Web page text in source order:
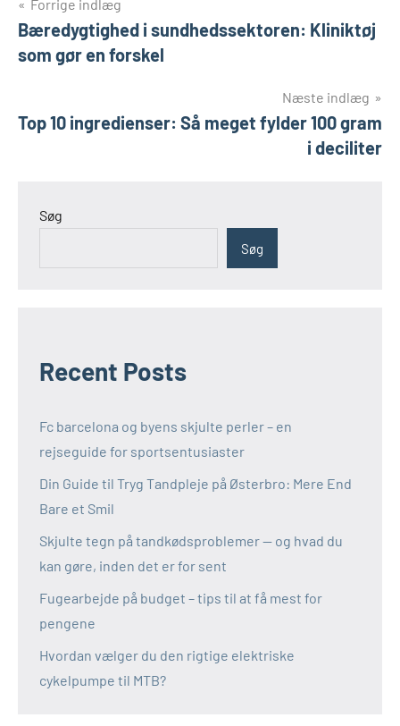
Indlægsnavigation
Forrige indlæg
Bæredygtighed i sundhedssektoren: Kliniktøj
som gør en forskel
Næste indlæg
Top 10 ingredienser: Så meget fylder 100 gram
i deciliter
Søg
Søg
Recent Posts
Fc barcelona og byens skjulte perler – en
rejseguide for sportsentusiaster
Din Guide til Tryg Tandpleje på Østerbro: Mere End
Bare et Smil
Skjulte tegn på tandkødsproblemer — og hvad du
kan gøre, inden det er for sent
Fugearbejde på budget – tips til at få mest for
pengene
Hvordan vælger du den rigtige elektriske
cykelpumpe til MTB?